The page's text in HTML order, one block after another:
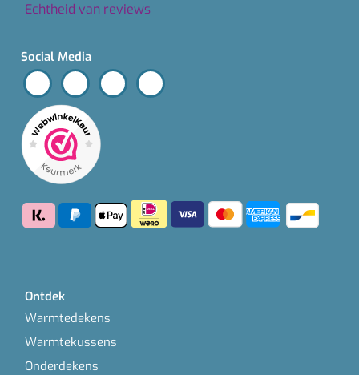
Echtheid van reviews
Social Media
Ontdek
Warmtedekens
Warmtekussens
Onderdekens